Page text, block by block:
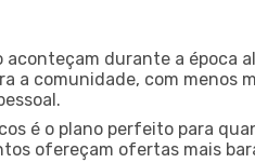
durante a época
a comunidade, com menos
é o plano perfeito para
ofereçam ofertas mais